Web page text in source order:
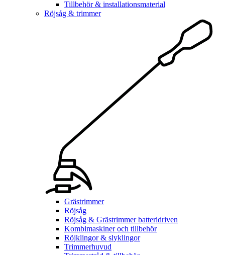
Tillbehör & installationsmaterial
Röjsåg & trimmer
Grästrimmer
Röjsåg
Röjsåg & Grästrimmer batteridriven
Kombimaskiner och tillbehör
Röjklingor & slyklingor
Trimmerhuvud